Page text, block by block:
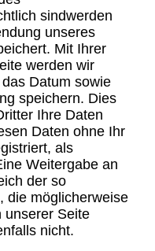
sindwerden
unseres
Mit Ihrer
werden wir
Datum sowie
speichern. Dies
Ihre Daten
Daten ohne Ihr
als
Weitergabe an
der so
die möglicherweise
unserer Seite
nicht.